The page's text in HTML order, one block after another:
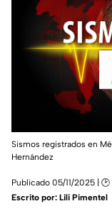
Sismos registrados en
Hernández
Publicado 05/11/2025 | 🕑
Escrito por: Lili Pimentel